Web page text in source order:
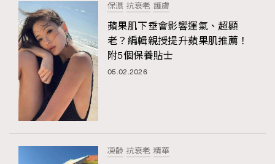
保濕 抗衰老 護膚
蘋果肌下垂會影響運氣、超顯
老？編輯親授提升蘋果肌推薦！
附5個保養貼士
05.02.2026
凍齡 抗衰老 精華